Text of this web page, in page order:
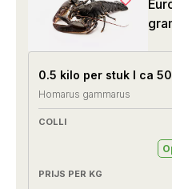
0.5 kilo per stuk I ca
Homarus gammarus